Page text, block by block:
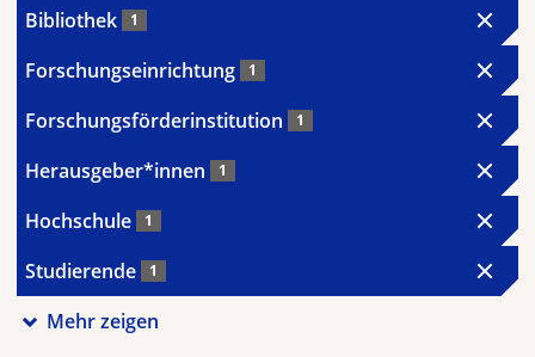
Bibliothek 1
Forschungseinrichtung 1
Forschungsförderinstitution 1
Herausgeber*innen 1
Hochschule 1
Studierende 1
Mehr zeigen